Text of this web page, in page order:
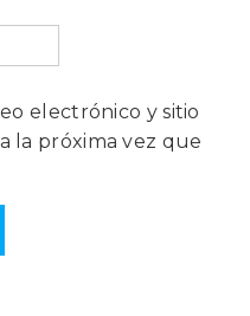
electrónico y sitio
la próxima vez que